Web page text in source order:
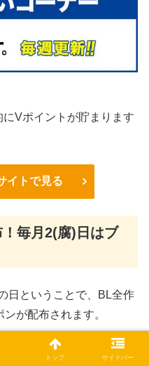
Vポイントが貯まります
イトで見る
毎月2(腐)日はブ
日ということで、BL全作
が配布されます。
トップ サイドバー